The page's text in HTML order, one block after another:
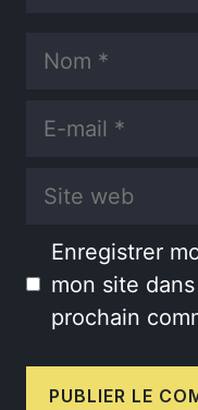
Nom
E-
Site
Enregistrer
mon site
prochain